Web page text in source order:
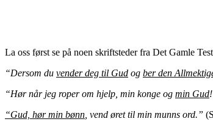
La oss først se på noen skriftsteder fra Det Gamle
“Dersom du vender deg til Gud og ber den
“Hør når jeg roper om hjelp, min konge og min Gud!
“Gud, hør min bønn , vend øret til min munns ord.”